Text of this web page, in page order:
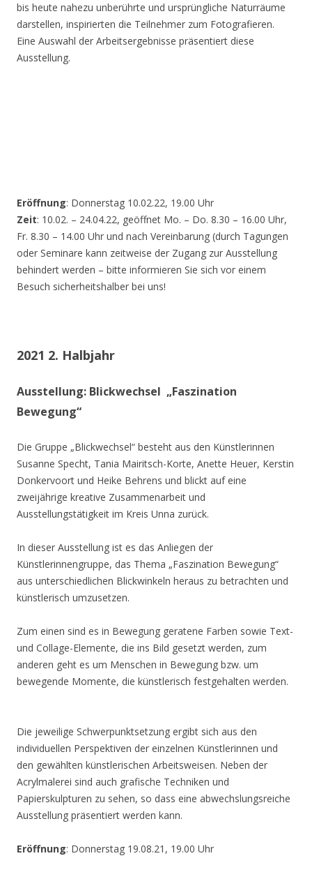
bis heute nahezu unberührte und ursprüngliche Naturräume
darstellen, inspirierten die Teilnehmer zum Fotografieren.
Eine Auswahl der Arbeitsergebnisse präsentiert diese
Ausstellung.
Eröffnung: Donnerstag 10.02.22, 19.00 Uhr
Zeit: 10.02. – 24.04.22, geöffnet Mo. – Do. 8.30 – 16.00 Uhr,
Fr. 8.30 – 14.00 Uhr und nach Vereinbarung (durch Tagungen
oder Seminare kann zeitweise der Zugang zur Ausstellung
behindert werden – bitte informieren Sie sich vor einem
Besuch sicherheitshalber bei uns!
2021 2. Halbjahr
Ausstellung: Blickwechsel „Faszination
Bewegung“
Die Gruppe „Blickwechsel“ besteht aus den Künstlerinnen
Susanne Specht, Tania Mairitsch-Korte, Anette Heuer, Kerstin
Donkervoort und Heike Behrens und blickt auf eine
zweijährige kreative Zusammenarbeit und
Ausstellungstätigkeit im Kreis Unna zurück.
In dieser Ausstellung ist es das Anliegen der
Künstlerinnengruppe, das Thema „Faszination Bewegung“
aus unterschiedlichen Blickwinkeln heraus zu betrachten und
künstlerisch umzusetzen.
Zum einen sind es in Bewegung geratene Farben sowie Text-
und Collage-Elemente, die ins Bild gesetzt werden, zum
anderen geht es um Menschen in Bewegung bzw. um
bewegende Momente, die künstlerisch festgehalten werden.
Die jeweilige Schwerpunktsetzung ergibt sich aus den
individuellen Perspektiven der einzelnen Künstlerinnen und
den gewählten künstlerischen Arbeitsweisen. Neben der
Acrylmalerei sind auch grafische Techniken und
Papierskulpturen zu sehen, so dass eine abwechslungsreiche
Ausstellung präsentiert werden kann.
Eröffnung: Donnerstag 19.08.21, 19.00 Uhr